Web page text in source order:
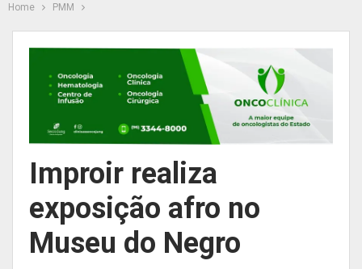
Home PMM
Improir realiza
exposição afro no
Museu do Negro